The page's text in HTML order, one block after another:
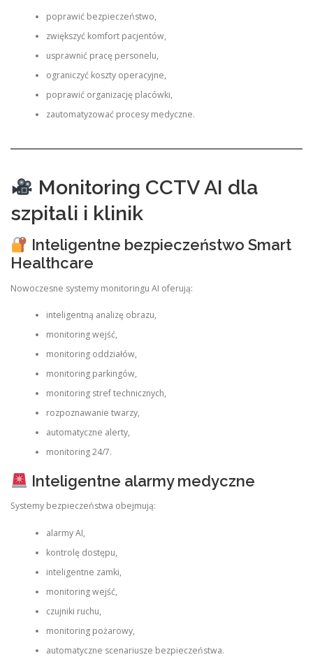
poprawić bezpieczeństwo,
zwiększyć komfort pacjentów,
usprawnić pracę personelu,
ograniczyć koszty operacyjne,
poprawić organizację placówki,
zautomatyzować procesy medyczne.
Monitoring CCTV AI dla
szpitali i klinik
Inteligentne bezpieczeństwo Smart
Healthcare
Nowoczesne systemy monitoringu AI oferują:
inteligentną analizę obrazu,
monitoring wejść,
monitoring oddziałów,
monitoring parkingów,
monitoring stref technicznych,
rozpoznawanie twarzy,
automatyczne alerty,
monitoring 24/7.
Inteligentne alarmy medyczne
Systemy bezpieczeństwa obejmują:
alarmy AI,
kontrolę dostępu,
inteligentne zamki,
monitoring wejść,
czujniki ruchu,
monitoring pożarowy,
automatyczne scenariusze bezpieczeństwa.